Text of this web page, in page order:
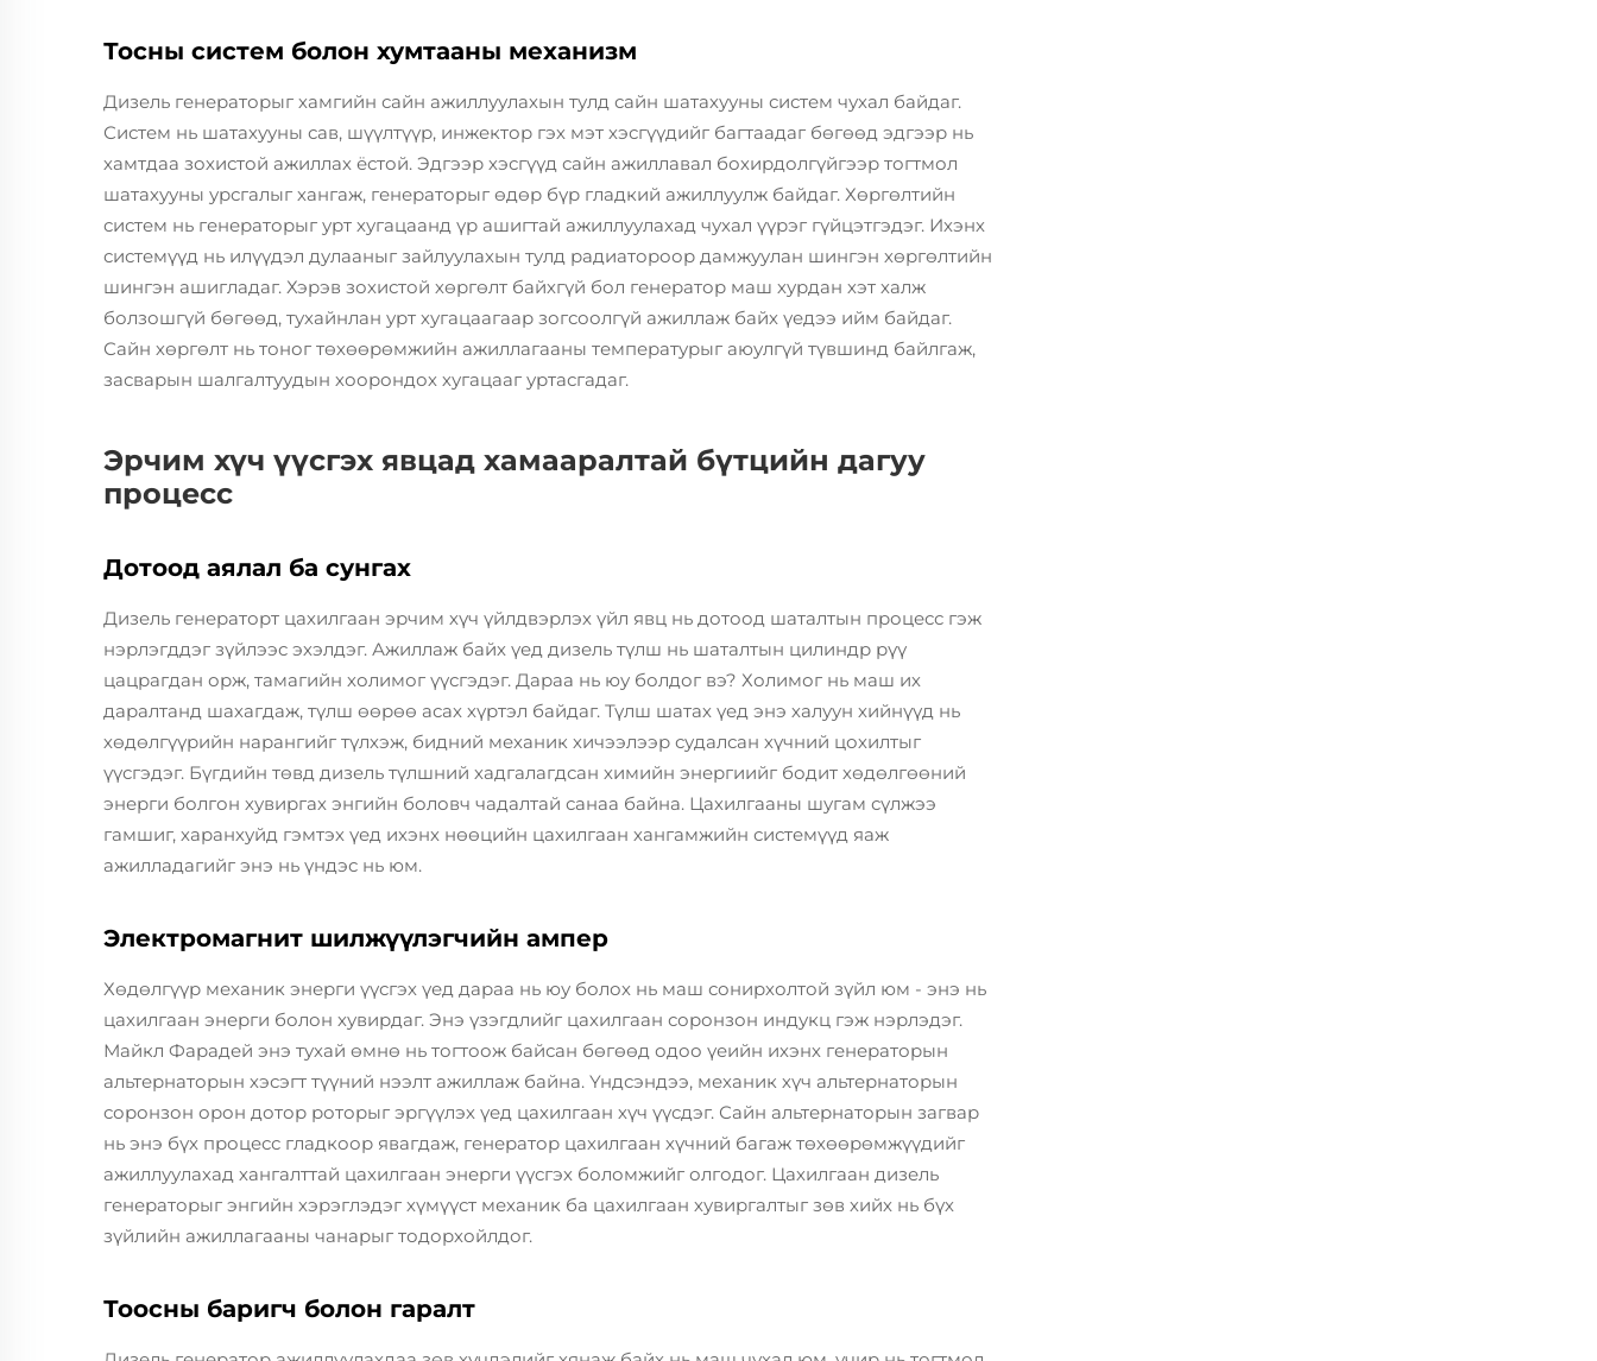
Тосны систем болон хумтааны механизм
Дизель генераторыг хамгийн сайн ажиллуулахын тулд сайн шатахууны систем чухал байдаг.
Систем нь шатахууны сав, шүүлтүүр, инжектор гэх мэт хэсгүүдийг багтаадаг бөгөөд эдгээр нь
хамтдаа зохистой ажиллах ёстой. Эдгээр хэсгүүд сайн ажиллавал бохирдолгүйгээр тогтмол
шатахууны урсгалыг хангаж, генераторыг өдөр бүр гладкий ажиллуулж байдаг. Хөргөлтийн
систем нь генераторыг урт хугацаанд үр ашигтай ажиллуулахад чухал үүрэг гүйцэтгэдэг. Ихэнх
системүүд нь илүүдэл дулааныг зайлуулахын тулд радиатороор дамжуулан шингэн хөргөлтийн
шингэн ашигладаг. Хэрэв зохистой хөргөлт байхгүй бол генератор маш хурдан хэт халж
болзошгүй бөгөөд, тухайнлан урт хугацаагаар зогсоолгүй ажиллаж байх үедээ ийм байдаг.
Сайн хөргөлт нь тоног төхөөрөмжийн ажиллагааны температурыг аюулгүй түвшинд байлгаж,
засварын шалгалтуудын хоорондох хугацааг уртасгадаг.
Эрчим хүч үүсгэх явцад хамааралтай бүтцийн дагуу
процесс
Дотоод аялал ба сунгах
Дизель генераторт цахилгаан эрчим хүч үйлдвэрлэх үйл явц нь дотоод шаталтын процесс гэж
нэрлэгддэг зүйлээс эхэлдэг. Ажиллаж байх үед дизель түлш нь шаталтын цилиндр рүү
цацрагдан орж, тамагийн холимог үүсгэдэг. Дараа нь юу болдог вэ? Холимог нь маш их
даралтанд шахагдаж, түлш өөрөө асах хүртэл байдаг. Түлш шатах үед энэ халуун хийнүүд нь
хөдөлгүүрийн нарангийг түлхэж, бидний механик хичээлээр судалсан хүчний цохилтыг
үүсгэдэг. Бүгдийн төвд дизель түлшний хадгалагдсан химийн энергиийг бодит хөдөлгөөний
энерги болгон хувиргах энгийн боловч чадалтай санаа байна. Цахилгааны шугам сүлжээ
гамшиг, харанхуйд гэмтэх үед ихэнх нөөцийн цахилгаан хангамжийн системүүд яаж
ажилладагийг энэ нь үндэс нь юм.
Электромагнит шилжүүлэгчийн ампер
Хөдөлгүүр механик энерги үүсгэх үед дараа нь юу болох нь маш сонирхолтой зүйл юм - энэ нь
цахилгаан энерги болон хувирдаг. Энэ үзэгдлийг цахилгаан соронзон индукц гэж нэрлэдэг.
Майкл Фарадей энэ тухай өмнө нь тогтоож байсан бөгөөд одоо үеийн ихэнх генераторын
альтернаторын хэсэгт түүний нээлт ажиллаж байна. Үндсэндээ, механик хүч альтернаторын
соронзон орон дотор роторыг эргүүлэх үед цахилгаан хүч үүсдэг. Сайн альтернаторын загвар
нь энэ бүх процесс гладкоор явагдаж, генератор цахилгаан хүчний багаж төхөөрөмжүүдийг
ажиллуулахад хангалттай цахилгаан энерги үүсгэх боломжийг олгодог. Цахилгаан дизель
генераторыг энгийн хэрэглэдэг хүмүүст механик ба цахилгаан хувиргалтыг зөв хийх нь бүх
зүйлийн ажиллагааны чанарыг тодорхойлдог.
Тоосны баригч болон гаралт